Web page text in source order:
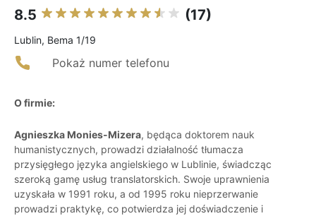
8.5 (17)
Lublin, Bema 1/19
Pokaż numer telefonu
O firmie:
Agnieszka Monies-Mizera, będąca doktorem nauk
humanistycznych, prowadzi działalność tłumacza
przysięgłego języka angielskiego w Lublinie, świadcząc
szeroką gamę usług translatorskich. Swoje uprawnienia
uzyskała w 1991 roku, a od 1995 roku nieprzerwanie
prowadzi praktykę, co potwierdza jej doświadczenie i